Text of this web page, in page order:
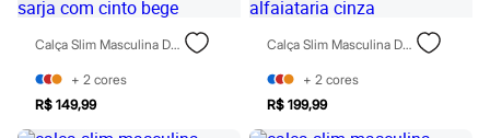
Camisetas e Regatas
Casacos e Jaquetas
Jeans
Polos
Acessórios
Bolsas e Mochilas
Calça Slim Masculina De Sarja Com Cinto Bege
+ 2 cores
R$ 149,99
Calça Slim Masculina De Alfaiataria Cinza
+ 2 cores
R$ 199,99